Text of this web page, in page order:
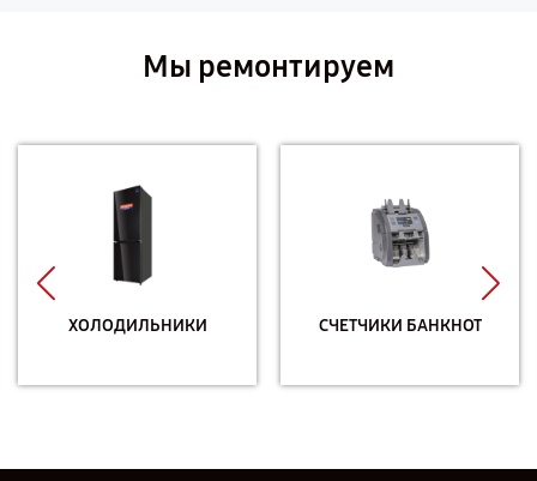
Мы ремонтируем
ХОЛОДИЛЬНИКИ СЧЕТЧИКИ БАНКНОТ